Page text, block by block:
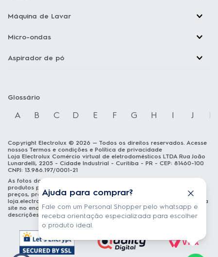
Ajuda para comprar?
Fale com um Personal Shopper pelo whatsapp e
receba orientação especializada para escolher
o produto ideal.
Máquina de Lavar
Micro-ondas
Aspirador de pó
Glossário
A B C D E F G H I J K
Copyright Electrolux © 2026 — Todos os direitos reservados. Acesse
nossos Termos e condições e Política de privacidade
Loja Electrolux Comércio virtual de eletrodomésticos LTDA Rua João
Lunardelli, 2205 - Cidade Industrial - Curitiba - PR - CEP: 81460-100
CNPJ: 13.986.197/0001-21
As fotos dos produtos são meramente ilustrativas. A venda dos
produtos publicados está sujeita a disponibilidade de estoque. Os
preços, promoções e formas de pagamento publicados em
loja.electrolux.com.br
estão válidos exclusivamente para compra via
site no endereço mencionado. As especificações técnicas e
descrições estão sujeitas a alterações sem aviso prévio.